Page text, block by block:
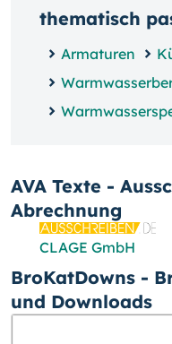
thematisch
Armaturen
AVA Texte -
Abrechnung
CLAGE GmbH
BroKatDowns -
und Downloads